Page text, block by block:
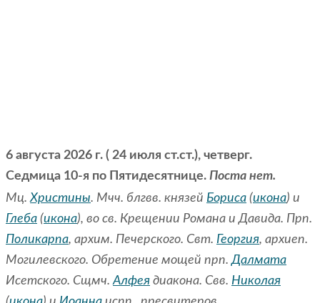
6 августа 2026 г. ( 24 июля ст.ст.), четверг.
Седмица 10-я по Пятидесятнице. Поста нет.
Мц.Христины. Мчч. блгвв. князей Бориса (икона) и
Глеба (икона), во св. Крещении Романа и Давида. Прп.
Поликарпа, архим. Печерского. Свт. Георгия, архиеп.
Могилевского. Обретение мощей прп.Далмата
Исетского. Сщмч.Алфея диакона. Свв. Николая